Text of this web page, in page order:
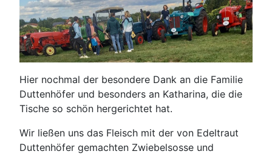
Hier nochmal der besondere Dank an die Familie
Duttenhöfer und besonders an Katharina, die die
Tische so schön hergerichtet hat.
Wir ließen uns das Fleisch mit der von Edeltraut
Duttenhöfer gemachten Zwiebelsosse und